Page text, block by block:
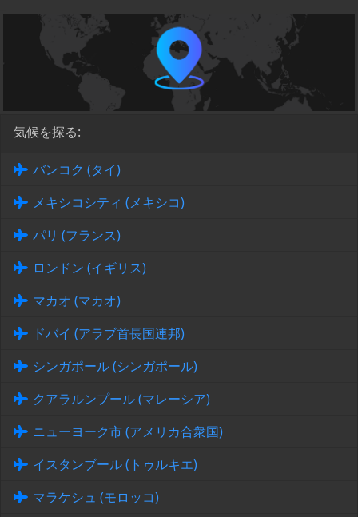
気候を探る:
バンコク (タイ)
メキシコシティ (メキシコ)
パリ (フランス)
ロンドン (イギリス)
マカオ (マカオ)
ドバイ (アラブ首長国連邦)
シンガポール (シンガポール)
クアラルンプール (マレーシア)
ニューヨーク市 (アメリカ合衆国)
イスタンブール (トゥルキエ)
マラケシュ (モロッコ)